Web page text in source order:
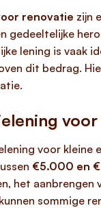
renovatie zijn
gedeeltelijke
lening is vaak
dit bedrag.
voor
€5.000 en
het
sommige